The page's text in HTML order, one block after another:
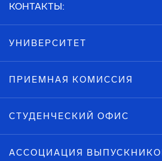
КОНТАКТЫ:
УНИВЕРСИТЕТ
ПРИЕМНАЯ КОМИССИЯ
СТУДЕНЧЕСКИЙ ОФИС
АССОЦИАЦИЯ